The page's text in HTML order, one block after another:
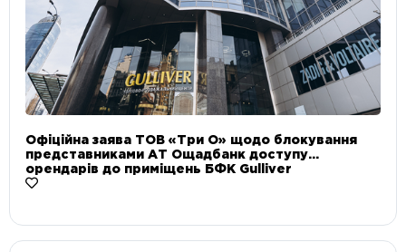
Офіційна заява ТОВ «Три О» щодо блокування
представниками АТ Ощадбанк доступу
орендарів до приміщень БФК Gulliver